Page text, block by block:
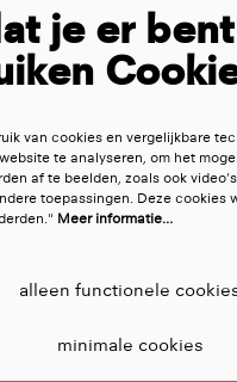
aanmelden
door reCAPTCHA, dataverwerking gebeurt in
Addendumvan Google.
je er
van cookies en vergelijkbare
te analyseren, om het
af te beelden, zoals ook
toepassingen. Deze cookies
Meer informatie…
alleen functionele
minimale cookies